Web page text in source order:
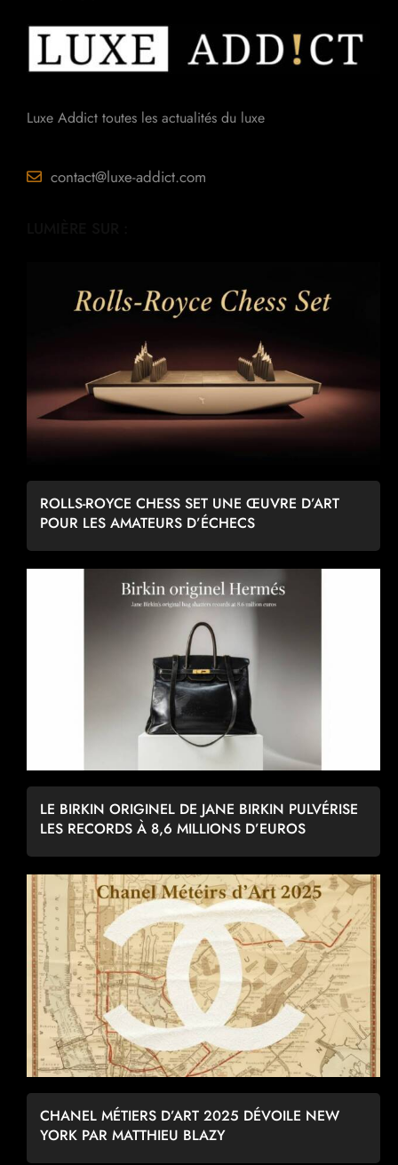
Luxe Addict toutes les actualités du luxe
contact@luxe-addict.com
ROLLS-ROYCE CHESS SET UNE ŒUVRE D’ART
POUR LES AMATEURS D’ÉCHECS
LE BIRKIN ORIGINEL DE JANE BIRKIN PULVÉRISE
LES RECORDS À 8,6 MILLIONS D’EUROS
CHANEL MÉTIERS D’ART 2025 DÉVOILE NEW
YORK PAR MATTHIEU BLAZY